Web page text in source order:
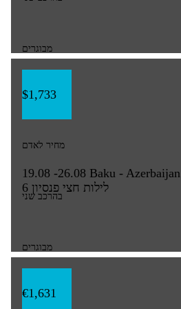
מבוגרים
$1,733
מחיר לאדם
בהרכב שני
מבוגרים
19.08 -26.08 Baku - Azerbaijan
6 לילות חצי פנסיון
€1,631